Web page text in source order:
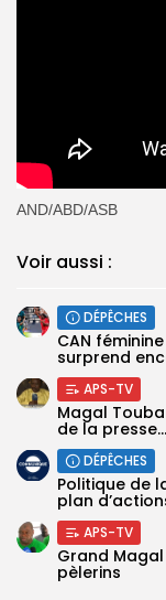
AND/ABD/ASB
Voir aussi :
DÉPÊCHES
‎CAN
surprend
APS-TV
Magal
de la presse...
DÉPÊCHES
Politique de
plan
APS-TV
Grand Magal
pèlerins